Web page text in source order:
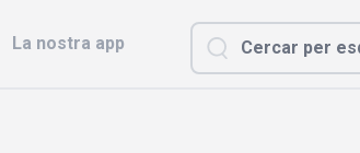
La nostra app